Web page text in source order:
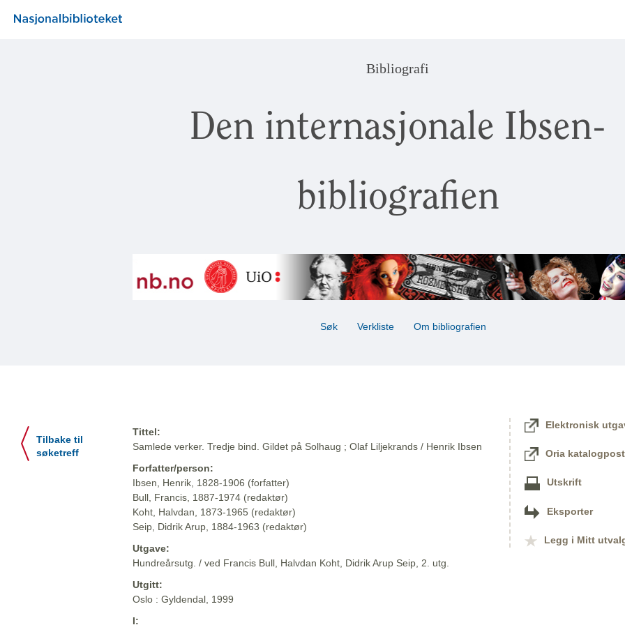
Bibliografi
Den internasjonale Ibsen-
bibliografien
Søk Verkliste Om bibliografien
Tilbake til
søketreff
Tittel:
Samlede verker. Tredje bind. Gildet på Solhaug ; Olaf Liljekrands / Henrik Ibsen
Forfatter/person:
Ibsen, Henrik, 1828-1906 (forfatter)
Bull, Francis, 1887-1974 (redaktør)
Koht, Halvdan, 1873-1965 (redaktør)
Seip, Didrik Arup, 1884-1963 (redaktør)
Utgave:
Hundreårsutg. / ved Francis Bull, Halvdan Koht, Didrik Arup Seip, 2. utg.
Utgitt:
Oslo : Gyldendal, 1999
I:
Elektronisk
Oria katalogpost
Utskrift
Eksporter
Legg i Mitt